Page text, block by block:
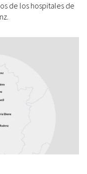
de los hospitales de